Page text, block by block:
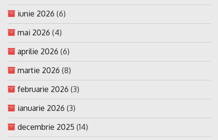
iunie 2026 (6)
mai 2026 (4)
aprilie 2026 (6)
martie 2026 (8)
februarie 2026 (3)
ianuarie 2026 (3)
decembrie 2025 (14)